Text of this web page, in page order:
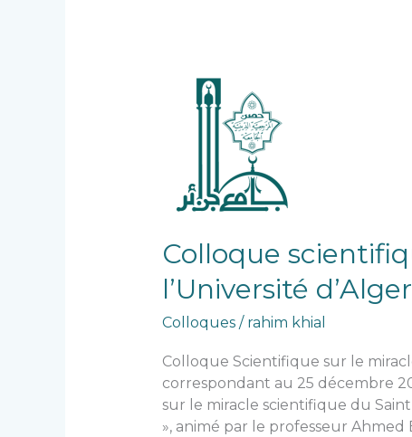
Colloque
l’Université d’Alger
Colloques/ rahim khial
Colloque Scientifique sur le
correspondant au 25 décembre
sur le miracle scientifique du
», animé par le professeur Ahmed
Colloque
scientifique
scientifique
du
Coran
à
l’Université
d’Alger